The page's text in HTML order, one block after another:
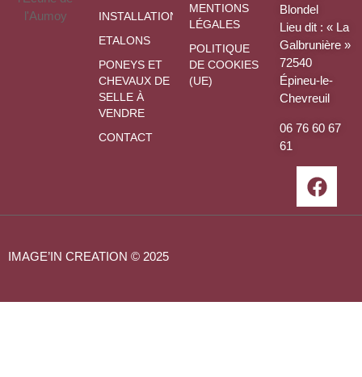
INSTALLATIONS
ETALONS
PONEYS ET
CHEVAUX DE
SELLE À
VENDRE
CONTACT
MENTIONS
LÉGALES
POLITIQUE
DE COOKIES
(UE)
Blondel
Lieu dit : « La
Galbrunière »
72540
Épineu-le-
Chevreuil
06 76 60 67
61
IMAGE’IN CREATION © 2025